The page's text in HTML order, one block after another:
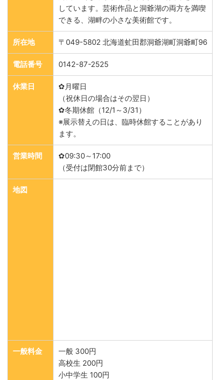
しています。芸術作品と洞爺湖の両方を満喫
できる、湖畔の小さな美術館です。
所在地 〒049-5802 北海道虻田郡洞爺湖町洞爺町96
電話番号 0142-87-2525
休業日
✿月曜日
（祝休日の場合はその翌日）
✿冬期休館（12/1～3/31）
※展示替えの日は、臨時休館することがあり
ます。
営業時間
✿09:30～17:00
（受付は閉館30分前まで）
地図
一般料金
一般 300円
高校生 200円
小中学生 100円